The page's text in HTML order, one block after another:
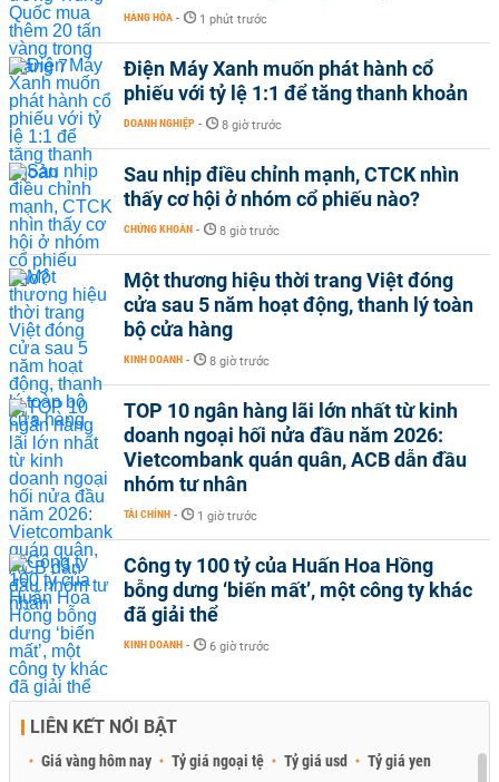
HÀNG HÓA - 1 phút trước
Điện Máy Xanh muốn phát hành cổ
phiếu với tỷ lệ 1:1 để tăng thanh khoản
DOANH NGHIỆP - 8 giờ trước
Sau nhịp điều chỉnh mạnh, CTCK nhìn
thấy cơ hội ở nhóm cổ phiếu nào?
CHỨNG KHOÁN - 8 giờ trước
Một thương hiệu thời trang Việt đóng
cửa sau 5 năm hoạt động, thanh lý toàn
bộ cửa hàng
KINH DOANH - 8 giờ trước
TOP 10 ngân hàng lãi lớn nhất từ kinh
doanh ngoại hối nửa đầu năm 2026:
Vietcombank quán quân, ACB dẫn đầu
nhóm tư nhân
TÀI CHÍNH - 1 giờ trước
Công ty 100 tỷ của Huấn Hoa Hồng
bỗng dưng ‘biến mất’, một công ty khác
đã giải thể
KINH DOANH - 6 giờ trước
LIÊN KẾT NỔI BẬT
Giá vàng hôm nay Tỷ giá ngoại tệ Tỷ giá usd Tỷ giá yen